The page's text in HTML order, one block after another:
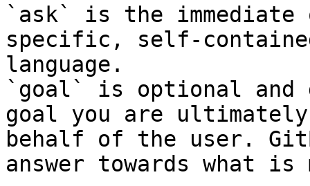
`ask` is the
specific, self-
language.
`goal` is optional and
goal you are
behalf of the user.
answer towards what